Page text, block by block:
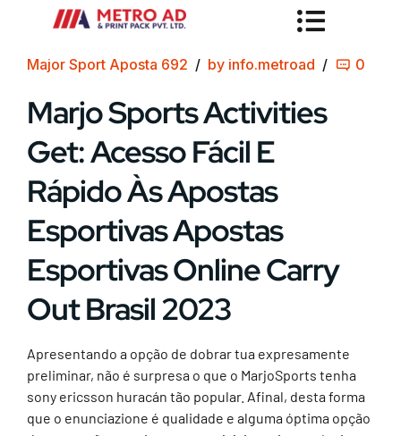
Major Sport Aposta 692 by info.metroad 0
Marjo Sports Activities
Get: Acesso Fácil E
Rápido Às Apostas
Esportivas Apostas
Esportivas Online Carry
Out Brasil 2023
Apresentando a opção de dobrar tua expresamente
preliminar, não é surpresa o que o MarjoSports tenha
sony ericsson huracán tão popular. Afinal, desta forma
que o enunciazione é qualidade e alguma óptima opção